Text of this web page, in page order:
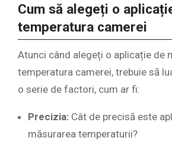
Cum să alegeți o
temperatura camerei
Atunci când alegeți o aplicație de
temperatura camerei, trebuie să
o serie de factori, cum ar fi:
Precizia: Cât de precisă este
măsurarea temperaturii?